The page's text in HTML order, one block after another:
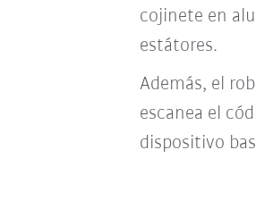
cojinete en
estátores.
Además, el
escanea el
dispositivo